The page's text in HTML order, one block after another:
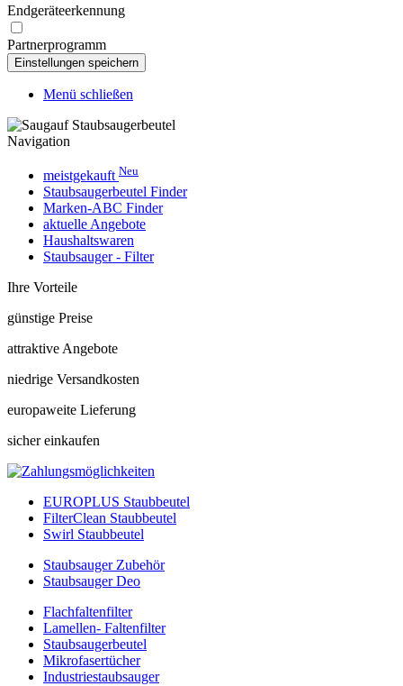
Endgeräteerkennung
Partnerprogramm
Menü schließen
Navigation
meistgekauft Neu
Staubsaugerbeutel Finder
Marken-ABC Finder
aktuelle Angebote
Haushaltswaren
Staubsauger - Filter
Ihre Vorteile
günstige Preise
attraktive Angebote
niedrige Versandkosten
europaweite Lieferung
sicher einkaufen
EUROPLUS Staubbeutel
FilterClean Staubbeutel
Swirl Staubbeutel
Staubsauger Zubehör
Staubsauger Deo
Flachfaltenfilter
Lamellen- Faltenfilter
Staubsaugerbeutel
Mikrofasertücher
Industriestaubsauger